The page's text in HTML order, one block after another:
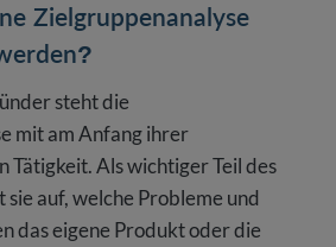
Zielgruppenanalyse
steht die
mit am Anfang ihrer
Tätigkeit. Als wichtiger Teil des
sie auf, welche Probleme und
das eigene Produkt oder die